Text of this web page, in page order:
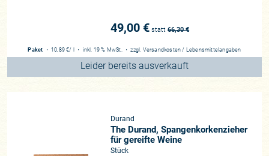
49,00 € statt 66,30€
Paket ・ 10,89 €/ l ・ inkl. 19 % MwSt.・zzgl. Versandkosten / Lebensmittelangaben
Leider bereits ausverkauft
Durand
The Durand, Spangenkorkenzieher
für gereifte Weine
Stück